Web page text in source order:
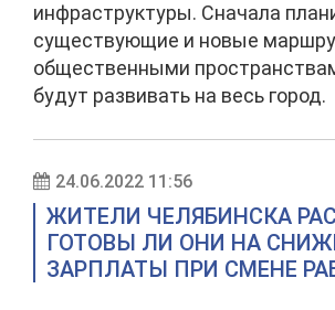
инфраструктуры. Сначала
существующие и новые
общественными
будут развивать на весь город.
24.06.2022 11:56
ЖИТЕЛИ ЧЕЛЯБИНСКА
ГОТОВЫ ЛИ ОНИ НА
ЗАРПЛАТЫ ПРИ СМЕНЕ